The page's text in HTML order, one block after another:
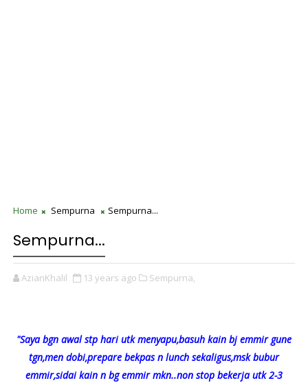
Home Sempurna Sempurna...
Sempurna...
AzianKhalil 13 years ago Sempurna,
"Saya bgn awal stp hari utk menyapu,basuh kain bj emmir gune
tgn,men dobi,prepare bekpas n lunch sekaligus,msk bubur
emmir,sidai kain n bg emmir mkn..non stop bekerja utk 2-3